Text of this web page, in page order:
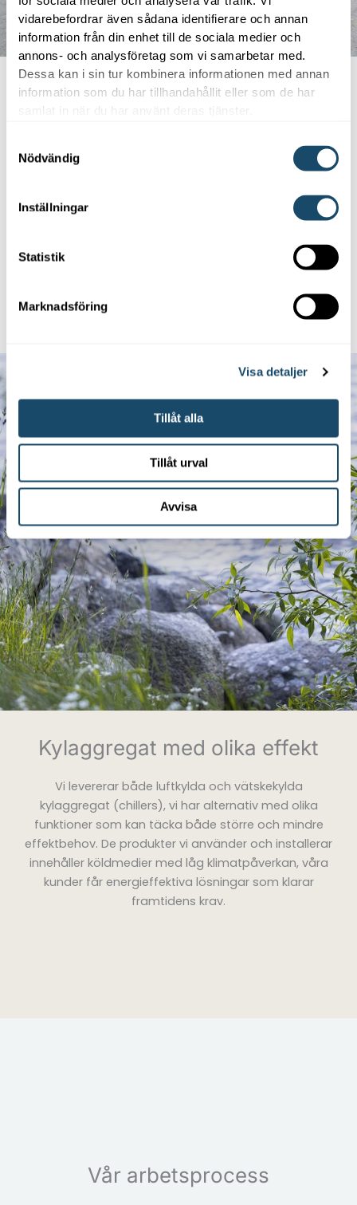
vidarebefordrar även sådana identifierare och annan
information från din enhet till de sociala medier och
annons- och analysföretag som vi samarbetar med.
Dessa kan i sin tur kombinera informationen med annan
information som du har tillhandahållit eller som de har
samlat in när du har använt deras tjänster.
Nödvändig
Inställningar
Statistik
Marknadsföring
Visa detaljer
Tillåt alla
Tillåt urval
Avvisa
Olika system för olika
Lösningar med PAC-system passar ofta bäst i
För byggnader som har höga krav på komfort och
behaglig inomhusmiljö, som kontorslokaler och
Kylaggregat med olika effekt
Vi levererar både luftkylda och vätskekylda
kylaggregat (chillers), vi har alternativ med olika
funktioner som kan täcka både större och mindre
effektbehov. De produkter vi använder och installerar
innehåller köldmedier med låg klimatpåverkan, våra
kunder får energieffektiva lösningar som klarar
framtidens krav.
Vår arbetsprocess